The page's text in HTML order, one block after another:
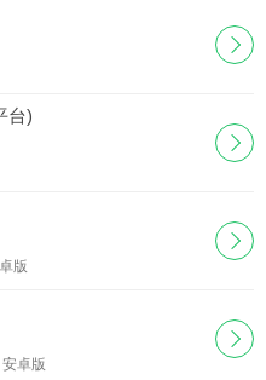
台)
版
安卓版